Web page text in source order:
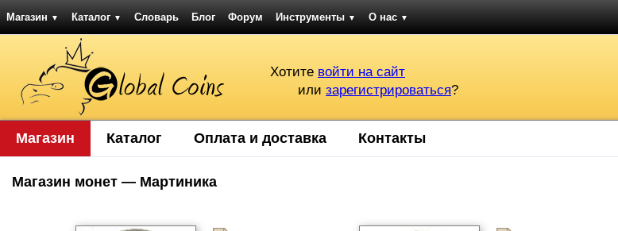
Магазин ▼ Каталог ▼ Словарь Блог Форум Инструменты ▼ О нас ▼
Хотите войти на сайт
или зарегистрироваться?
Магазин Каталог Оплата и доставка Контакты
Магазин монет — Мартиника